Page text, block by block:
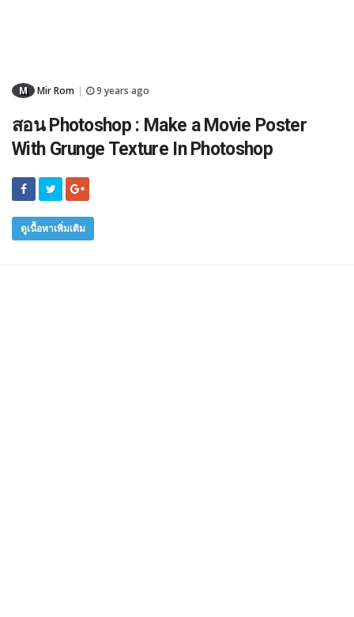
M Mir Rom 9 years ago
สอน Photoshop : Make a Movie Poster
With Grunge Texture In Photoshop
ดูเนื้อหาเพิ่มเติม